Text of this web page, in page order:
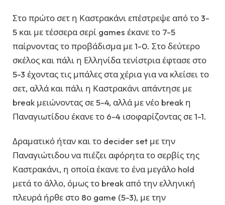
Στο πρώτο σετ η Καστρακάνι επέστρεψε από το 3-
5 και με τέσσερα σερί games έκανε το 7-5
παίρνοντας το προβάδισμα με 1-0. Στο δεύτερο
σκέλος και πάλι η Ελληνίδα τενίστρια έφτασε στο
5-3 έχοντας τις μπάλες στα χέρια για να κλείσει το
σετ, αλλά και πάλι η Καστρακάνι απάντησε με
break μειώνοντας σε 5-4, αλλά με νέο break η
Παναγιωτίδου έκανε το 6-4 ισοφαρίζοντας σε 1-1.
Δραματικό ήταν και το decider set με την
Παναγιώτιδου να πιέζει αφόρητα το σερβίς της
Καστρακάνι, η οποία έκανε το ένα μεγάλο hold
μετά το άλλο, όμως το break από την ελληνική
πλευρά ήρθε στο 8ο game (5-3), με την